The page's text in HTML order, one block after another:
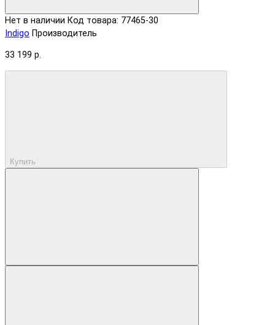
Нет в наличии Код товара: 77465-30
Indigo Производитель
33 199 р.
Купить